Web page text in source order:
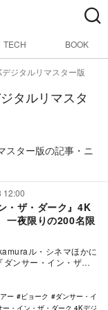
TECH BOOK
ジタルリマスター版
タルリマスタ
スター版の記事・ニ
12:00
・ザ・ダーク』4K
夜限りの200名限
ル・シネマほかに
ダンサー・イン・ザ・
ービジュアルが公開
ー
ビョーク
ダンサー・イ
ー・イン・ザ・ダーク 4Kデジ